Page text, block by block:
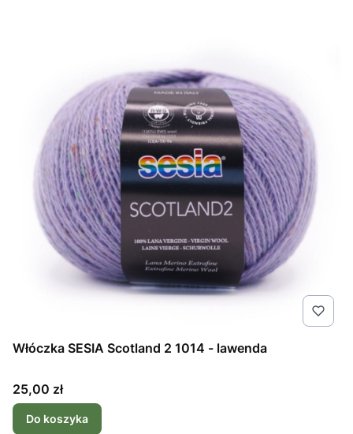
Włóczka SESIA Scotland 2 1014 - lawenda
Cena
25,00 zł
Do koszyka